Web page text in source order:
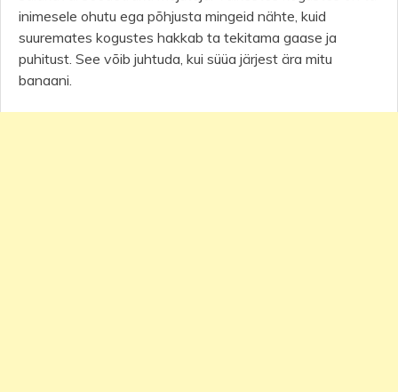
inimesele ohutu ega põhjusta mingeid nähte, kuid
suuremates kogustes hakkab ta tekitama gaase ja
puhitust. See võib juhtuda, kui süüa järjest ära mitu
banaani.